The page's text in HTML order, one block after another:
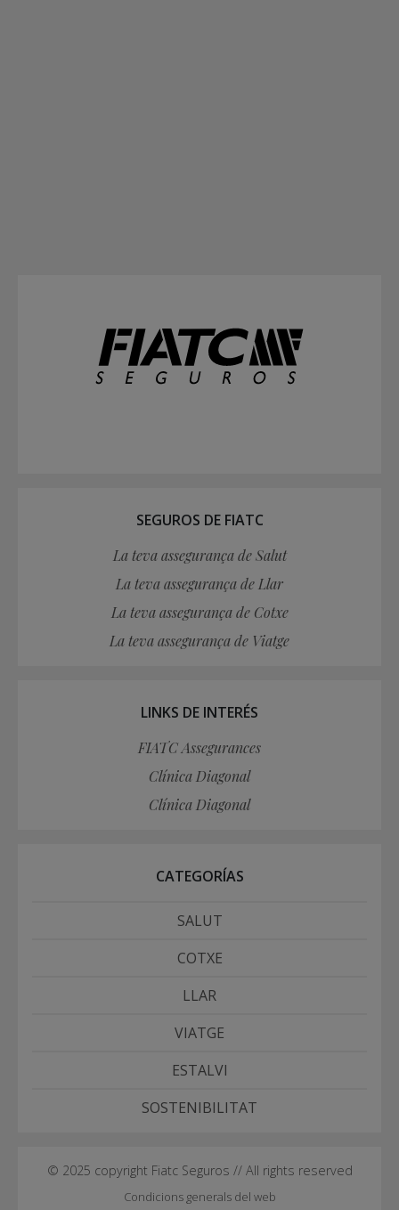
SEGUROS DE FIATC
La teva assegurança de Salut
La teva assegurança de Llar
La teva assegurança de Cotxe
La teva assegurança de Viatge
LINKS DE INTERÉS
FIATC Assegurances
Clínica Diagonal
Clínica Diagonal
CATEGORÍAS
SALUT
COTXE
LLAR
VIATGE
ESTALVI
SOSTENIBILITAT
© 2025 copyright Fiatc Seguros // All rights reserved
Condicions generals del web